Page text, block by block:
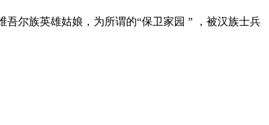
尔族英雄姑娘，为所谓的“保卫家园 ” ，被汉族士兵